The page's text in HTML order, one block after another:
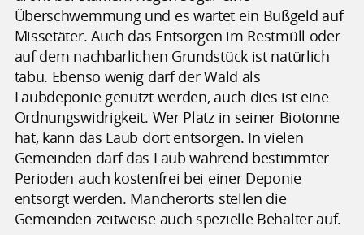
Überschwemmung und es wartet ein Bußgeld auf
Missetäter. Auch das Entsorgen im Restmüll oder
auf dem nachbarlichen Grundstück ist natürlich
tabu. Ebenso wenig darf der Wald als
Laubdeponie genutzt werden, auch dies ist eine
Ordnungswidrigkeit. Wer Platz in seiner Biotonne
hat, kann das Laub dort entsorgen. In vielen
Gemeinden darf das Laub während bestimmter
Perioden auch kostenfrei bei einer Deponie
entsorgt werden. Mancherorts stellen die
Gemeinden zeitweise auch spezielle Behälter auf.